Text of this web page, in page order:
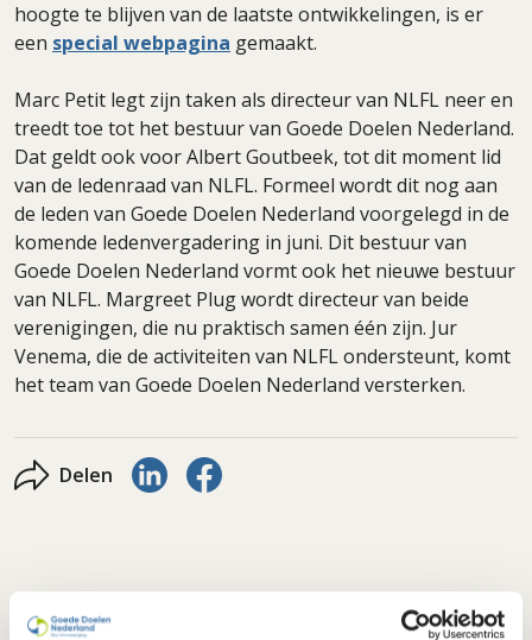
hoogte te blijven van de laatste ontwikkelingen, is er
een special webpagina gemaakt.
Marc Petit legt zijn taken als directeur van NLFL neer en
treedt toe tot het bestuur van Goede Doelen Nederland.
Dat geldt ook voor Albert Goutbeek, tot dit moment lid
van de ledenraad van NLFL. Formeel wordt dit nog aan
de leden van Goede Doelen Nederland voorgelegd in de
komende ledenvergadering in juni. Dit bestuur van
Goede Doelen Nederland vormt ook het nieuwe bestuur
van NLFL. Margreet Plug wordt directeur van beide
verenigingen, die nu praktisch samen één zijn. Jur
Venema, die de activiteiten van NLFL ondersteunt, komt
het team van Goede Doelen Nederland versterken.
Delen Delen via LinkedIn
Delen via Facebook
Laatste nieuws